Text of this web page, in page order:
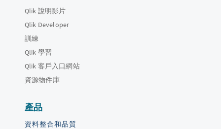
Qlik 說明影片
Qlik Developer
訓練
Qlik 學習
Qlik 客戶入口網站
資源物件庫
產品
資料整合和品質